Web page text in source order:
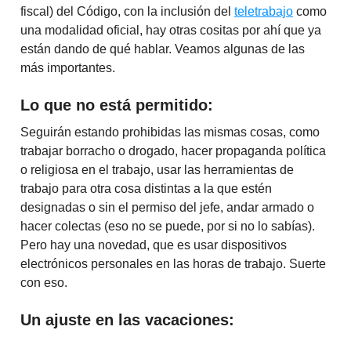
fiscal) del Código, con la inclusión del teletrabajo como
una modalidad oficial, hay otras cositas por ahí que ya
están dando de qué hablar. Veamos algunas de las
más importantes.
Lo que no está permitido:
Seguirán estando prohibidas las mismas cosas, como
trabajar borracho o drogado, hacer propaganda política
o religiosa en el trabajo, usar las herramientas de
trabajo para otra cosa distintas a la que estén
designadas o sin el permiso del jefe, andar armado o
hacer colectas (eso no se puede, por si no lo sabías).
Pero hay una novedad, que es usar dispositivos
electrónicos personales en las horas de trabajo. Suerte
con eso.
Un ajuste en las vacaciones: